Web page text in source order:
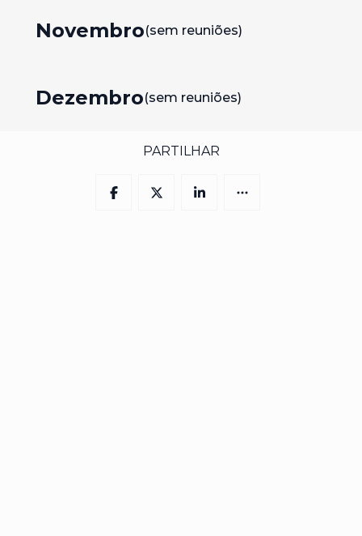
Novembro(sem reuniões)
Dezembro(sem reuniões)
PARTILHAR